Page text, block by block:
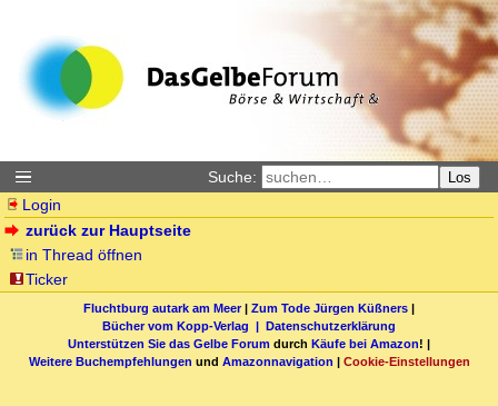
Suche: Los
Login
zurück zur Hauptseite
in Thread öffnen
Ticker
Fluchtburg autark am Meer| Zum Tode Jürgen Küßners |
Bücher vom Kopp-Verlag | Datenschutzerklärung
Unterstützen Sie das Gelbe Forum durch Käufe bei Amazon! |
Weitere Buchempfehlungen und Amazonnavigation | Cookie-Einstellungen